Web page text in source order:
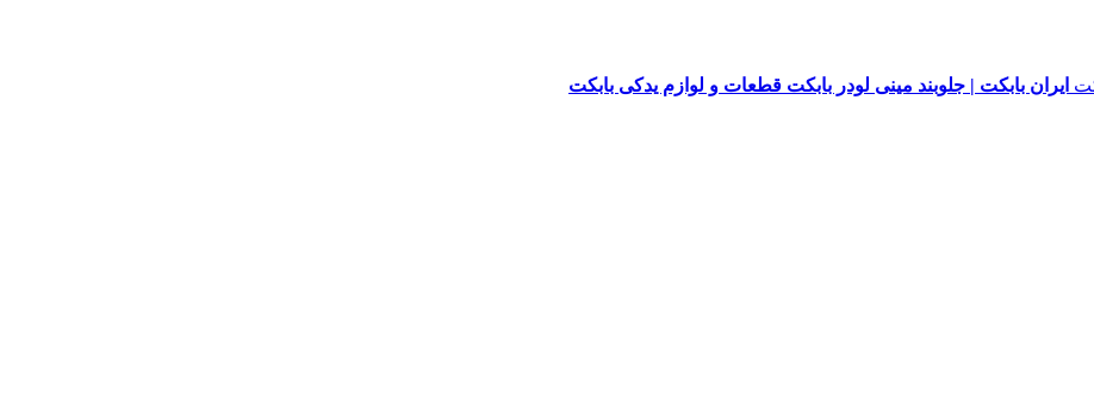
ایران بابکت | جلوبند مینی لودر بابکت قطعات و لوازم یدکی بابکت